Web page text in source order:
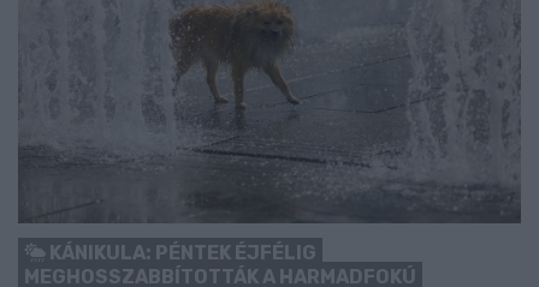
KÁNIKULA: PÉNTEK ÉJFÉLIG
MEGHOSSZABBÍTOTTÁK A HARMADFOKÚ